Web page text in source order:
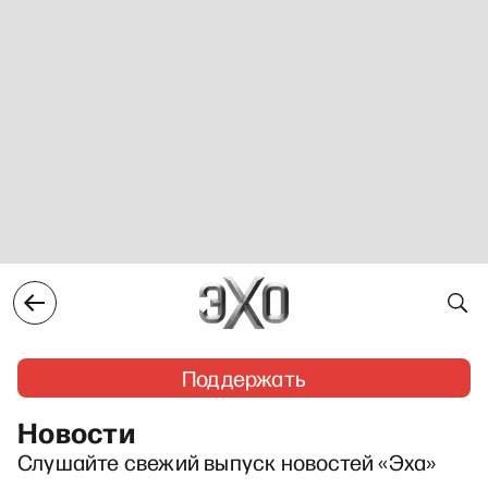
Поддержать
Новости
Слушайте свежий выпуск новостей «Эха»